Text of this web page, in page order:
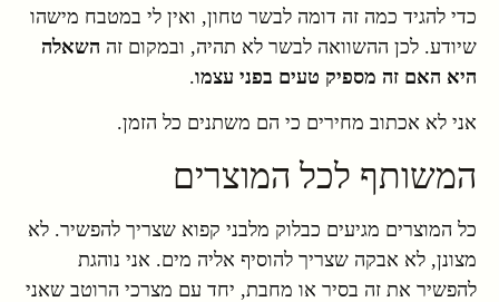
כדי להגיד כמה זה דומה לבשר טחון, ואין לי במטבח מישהו
שיודע. לכן ההשוואה לבשר לא תהיה, ובמקום זה השאלה
היא האם זה מספיק טעים בפני עצמו.
אני לא אכתוב מחירים כי הם משתנים כל הזמן.
המשותף לכל המוצרים
כל המוצרים מגיעים כבלוק מלבני קפוא שצריך להפשיר. לא
מצונן, לא אבקה שצריך להוסיף אליה מים. אני נוהגת
להפשיר את זה בסיר או מחבת, יחד עם מצרכי הרוטב שאני